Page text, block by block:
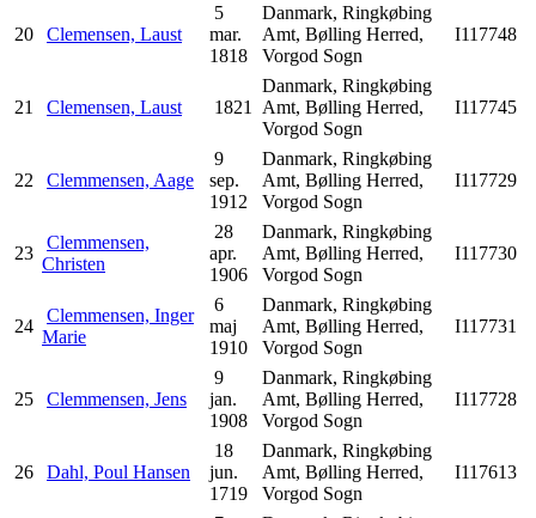
20 Clemensen, Laust
5
mar.
1818
Danmark, Ringkøbing
Amt, Bølling Herred,
Vorgod Sogn
I117748
21 Clemensen, Laust 1821
Danmark, Ringkøbing
Amt, Bølling Herred,
Vorgod Sogn
I117745
22 Clemmensen, Aage
9
sep.
1912
Danmark, Ringkøbing
Amt, Bølling Herred,
Vorgod Sogn
I117729
23
Clemmensen,
Christen
28
apr.
1906
Danmark, Ringkøbing
Amt, Bølling Herred,
Vorgod Sogn
I117730
24
Clemmensen, Inger
Marie
6
maj
1910
Danmark, Ringkøbing
Amt, Bølling Herred,
Vorgod Sogn
I117731
25 Clemmensen, Jens
9
jan.
1908
Danmark, Ringkøbing
Amt, Bølling Herred,
Vorgod Sogn
I117728
26 Dahl, Poul Hansen
18
jun.
1719
Danmark, Ringkøbing
Amt, Bølling Herred,
Vorgod Sogn
I117613